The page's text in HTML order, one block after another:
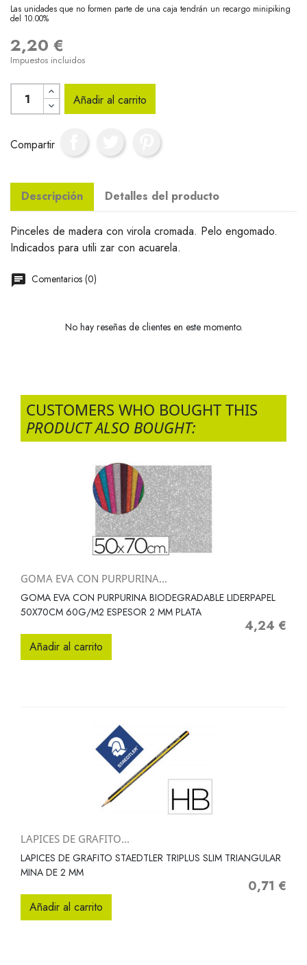
Las unidades que no formen parte de una caja tendrán un recargo minipiking
del 10.00%
2,20 €
Impuestos incluidos
Añadir al carrito
Compartir
Descripción Detalles del producto
Pinceles de madera con virola cromada. Pelo engomado.
Indicados para utili zar con acuarela.
Comentarios (0)
No hay reseñas de clientes en este momento.
CUSTOMERS WHO BOUGHT THIS
PRODUCT ALSO BOUGHT:
GOMA EVA CON PURPURINA...
GOMA EVA CON PURPURINA BIODEGRADABLE LIDERPAPEL
50X70CM 60G/M2 ESPESOR 2 MM PLATA
Precio
4,24 €
Añadir al carrito
LAPICES DE GRAFITO...
LAPICES DE GRAFITO STAEDTLER TRIPLUS SLIM TRIANGULAR
MINA DE 2 MM
Precio
0,71 €
Añadir al carrito